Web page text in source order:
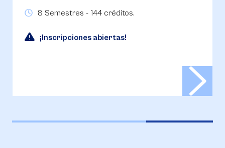
8 Semestres - 144 créditos.
¡Inscripciones abiertas!